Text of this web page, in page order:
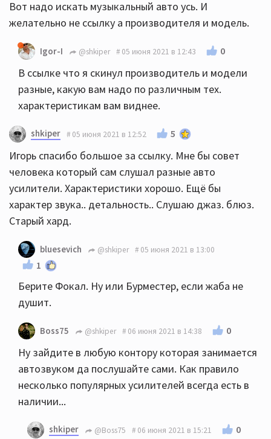
Вот надо искать музыкальный авто усь. И
желательно не ссылку а производителя и модель.
Igor-I @shkiper 05 июня 2021 в 12:43 0
В ссылке что я скинул производитель и модели
разные, какую вам надо по различным тех.
характеристикам вам виднее.
shkiper 05 июня 2021 в 12:52 5
Игорь спасибо большое за ссылку. Мне бы совет
человека который сам слушал разные авто
усилители. Характеристики хорошо. Ещё бы
характер звука.. детальность.. Слушаю джаз. блюз.
Старый хард.
bluesevich @shkiper 05 июня 2021 в 13:00
1
Берите Фокал. Ну или Бурместер, если жаба не
душит.
Boss75 @shkiper 06 июня 2021 в 14:38 0
Ну зайдите в любую контору которая занимается
автозвуком да послушайте сами. Как правило
несколько популярных усилителей всегда есть в
наличии...
shkiper @Boss75 06 июня 2021 в 15:21 0